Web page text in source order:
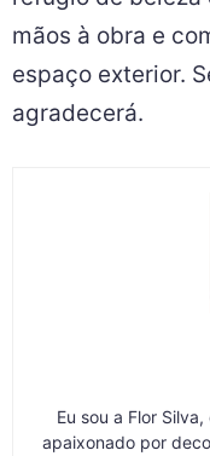
mãos à obra e
espaço exterior.
agradecerá.
Eu sou a Flor
apaixonado por